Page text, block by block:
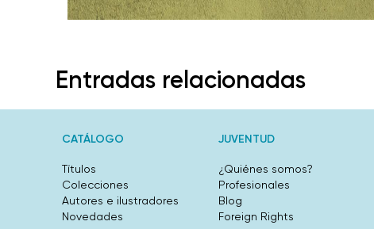
Entradas relacionadas
CATÁLOGO
Títulos
Colecciones
Autores e ilustradores
Novedades
JUVENTUD
¿Quiénes somos?
Profesionales
Blog
Foreign Rights